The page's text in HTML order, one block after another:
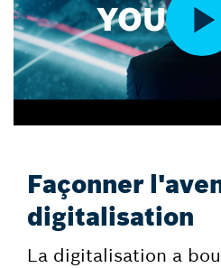
Façonner
digitalisation
La digitalisation a